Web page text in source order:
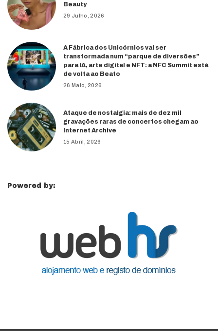
Beauty
29 Julho, 2026
A Fábrica dos Unicórnios vai ser
transformada num “parque de diversões”
para IA, arte digital e NFT: a NFC Summit está
de volta ao Beato
26 Maio, 2026
Ataque de nostalgia: mais de dez mil
gravações raras de concertos chegam ao
Internet Archive
15 Abril, 2026
Powered by: